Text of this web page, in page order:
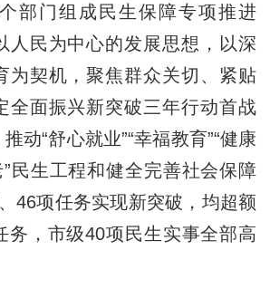
部门组成民生保障专项推进
人民为中心的发展思想，以深
为契机，聚焦群众关切、紧贴
全面振兴新突破三年行动首战
动“舒心就业”“幸福教育”“健康
”民生工程和健全完善社会保障
46项任务实现新突破，均超额
务，市级40项民生实事全部高